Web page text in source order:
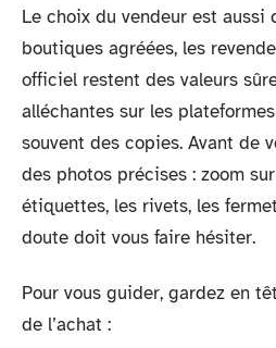
Le choix du vendeur est aussi
boutiques agréées, les
officiel restent des valeurs
alléchantes sur les
souvent des copies. Avant de
des photos précises : zoom
étiquettes, les rivets, les
doute doit vous faire hésiter.
Pour vous guider, gardez en
de l’achat :